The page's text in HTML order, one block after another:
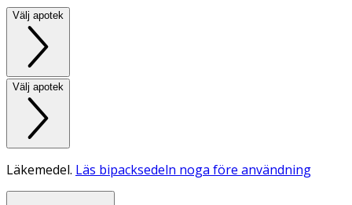
Välj apotek
Välj apotek
Läkemedel. Läs bipacksedeln noga före användning